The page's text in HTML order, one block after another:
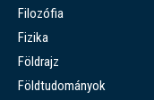
Filozófia
Fizika
Földrajz
Földtudományok